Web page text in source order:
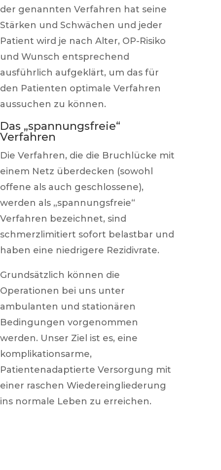
der genannten Verfahren hat seine
Stärken und Schwächen und jeder
Patient wird je nach Alter, OP-Risiko
und Wunsch entsprechend
ausführlich aufgeklärt, um das für
den Patienten optimale Verfahren
aussuchen zu können.
Das „spannungsfreie“
Verfahren
Die Verfahren, die die Bruchlücke mit
einem Netz überdecken (sowohl
offene als auch geschlossene),
werden als „spannungsfreie“
Verfahren bezeichnet, sind
schmerzlimitiert sofort belastbar und
haben eine niedrigere Rezidivrate.
Grundsätzlich können die
Operationen bei uns unter
ambulanten und stationären
Bedingungen vorgenommen
werden. Unser Ziel ist es, eine
komplikationsarme,
Patientenadaptierte Versorgung mit
einer raschen Wiedereingliederung
ins normale Leben zu erreichen.